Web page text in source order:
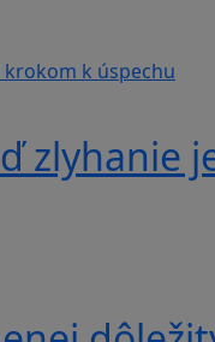
zlyhanie